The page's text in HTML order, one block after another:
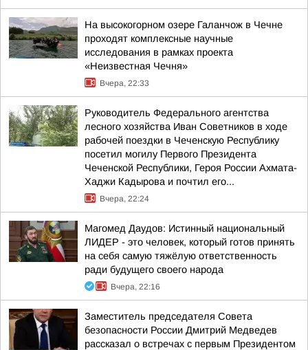
На высокогорном озере Галанчож в Чечне
проходят комплексные научные
исследования в рамках проекта
«Неизвестная Чечня»
Вчера, 22:33
Руководитель Федерального агентства
лесного хозяйства Иван Советников в ходе
рабочей поездки в Чеченскую Республику
посетил могилу Первого Президента
Чеченской Республики, Героя России Ахмата-
Хаджи Кадырова и почтил его...
Вчера, 22:24
Магомед Даудов: Истинный национальный
ЛИДЕР - это человек, который готов принять
на себя самую тяжёлую ответственность
ради будущего своего народа
Вчера, 22:16
Заместитель председателя Совета
безопасности России Дмитрий Медведев
рассказал о встречах с первым Президентом